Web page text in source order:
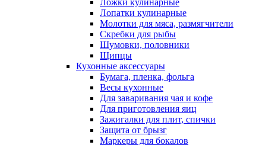
Ложки кулинарные
Лопатки кулинарные
Молотки для мяса, размягчители
Скребки для рыбы
Шумовки, половники
Щипцы
Кухонные аксессуары
Бумага, пленка, фольга
Весы кухонные
Для заваривания чая и кофе
Для приготовления яиц
Зажигалки для плит, спички
Защита от брызг
Маркеры для бокалов